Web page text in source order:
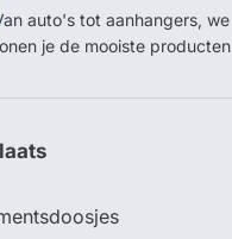
auto's tot aanhangers, we
je de mooiste producten